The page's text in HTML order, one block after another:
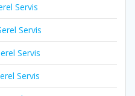
Servis
Servis
Servis
Servis